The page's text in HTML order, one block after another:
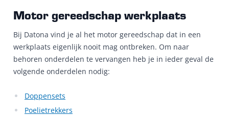
Motor gereedschap werkplaats
Bij Datona vind je al het motor gereedschap dat in een
werkplaats eigenlijk nooit mag ontbreken. Om naar
behoren onderdelen te vervangen heb je in ieder geval de
volgende onderdelen nodig:
Doppensets
Poelietrekkers